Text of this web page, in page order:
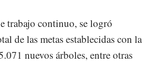
trabajo continuo, se logró
de las metas establecidas con la
nuevos árboles, entre otras